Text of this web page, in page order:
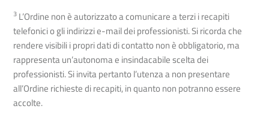
3 L’Ordine non è autorizzato a comunicare a terzi i recapiti
telefonici o gli indirizzi e-mail dei professionisti. Si ricorda che
rendere visibili i propri dati di contatto non è obbligatorio, ma
rappresenta un’autonoma e insindacabile scelta dei
professionisti. Si invita pertanto l’utenza a non presentare
all’Ordine richieste di recapiti, in quanto non potranno essere
accolte.